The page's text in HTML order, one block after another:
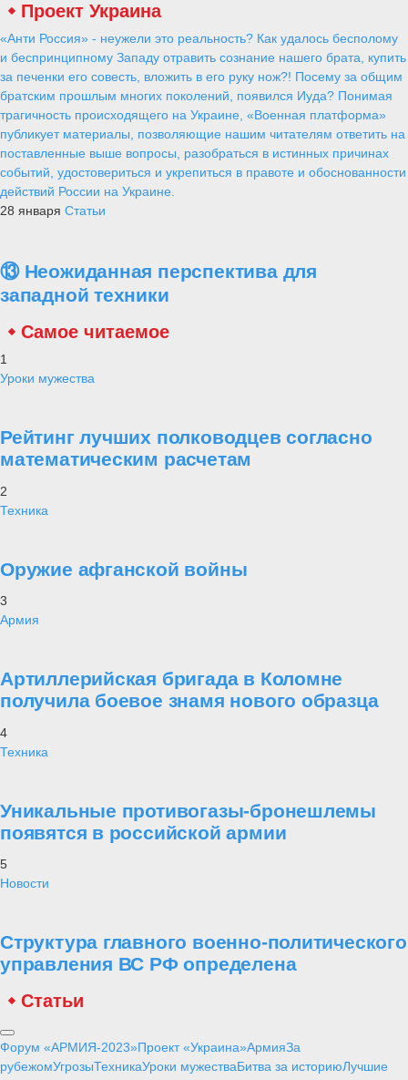
Проект Украина
«Анти Россия» - неужели это реальность? Как удалось бесполому
и беспринципному Западу отравить сознание нашего брата, купить
за печенки его совесть, вложить в его руку нож?! Посему за общим
братским прошлым многих поколений, появился Иуда? Понимая
трагичность происходящего на Украине, «Военная платформа»
публикует материалы, позволяющие нашим читателям ответить на
поставленные выше вопросы, разобраться в истинных причинах
событий, удостовериться и укрепиться в правоте и обоснованности
действий России на Украине.
28 января Статьи
⑬ Неожиданная перспектива для
западной техники
Самое читаемое
1
Уроки мужества
Рейтинг лучших полководцев согласно
математическим расчетам
2
Техника
Оружие афганской войны
3
Армия
Артиллерийская бригада в Коломне
получила боевое знамя нового образца
4
Техника
Уникальные противогазы-бронешлемы
появятся в российской армии
5
Новости
Структура главного военно-политического
управления ВС РФ определена
Статьи
Форум «АРМИЯ-2023»Проект «Украина»АрмияЗа
рубежомУгрозыТехникаУроки мужестваБитва за историюЛучшие